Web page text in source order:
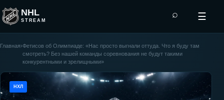
NHL
STREAM
⌕ ☰
Главная›Фетисов об Олимпиаде: «Нас просто выгнали оттуда. Что я буду там
смотреть? Без нашей команды соревнования не будут такими
конкурентными и зрелищными»
НХЛ